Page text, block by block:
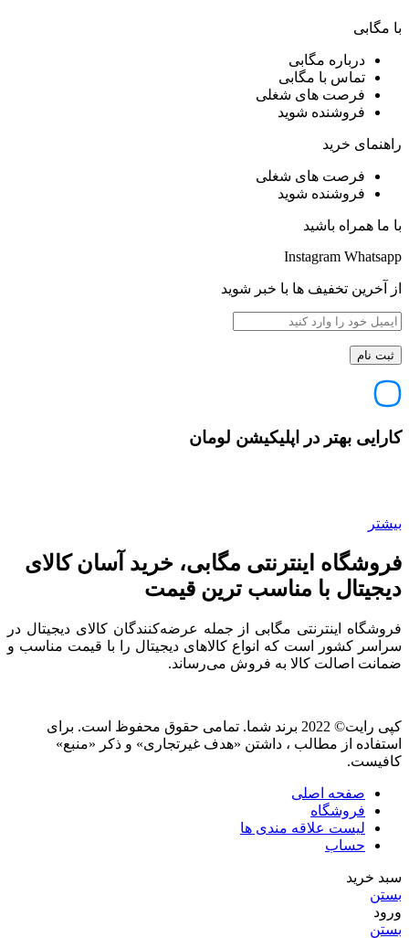
با مگابی
درباره مگابی
تماس با مگابی
فرصت های شغلی
فروشنده شوید
راهنمای خرید
فرصت های شغلی
فروشنده شوید
با ما همراه باشید
Instagram Whatsapp
از آخرین تخفیف ها با خبر شوید
کارایی بهتر در اپلیکیشن لومان
بیشتر
فروشگاه اینترنتی مگابی، خرید آسان کالای
دیجیتال با مناسب ترین قیمت
فروشگاه اینترنتی مگابی از جمله عرضه‌کنندگان کالای دیجیتال در
سراسر کشور است که انواع کالاهای دیجیتال را با قیمت مناسب و
ضمانت اصالت کالا به فروش می‌رساند.
کپی رایت© 2022 برند شما. تمامی حقوق محفوظ است. برای
استفاده از مطالب ، داشتن «هدف غیرتجاری» و ذکر «منبع»
کافیست.
صفحه اصلی
فروشگاه
لیست علاقه مندی ها
حساب
سبد خرید
بستن
ورود
بستن